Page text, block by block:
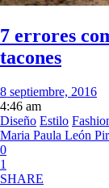
7 errores
tacones
8 septiembre, 2016
4:46 am
Diseño Estilo
Maria Paula León
0
1
SHARE